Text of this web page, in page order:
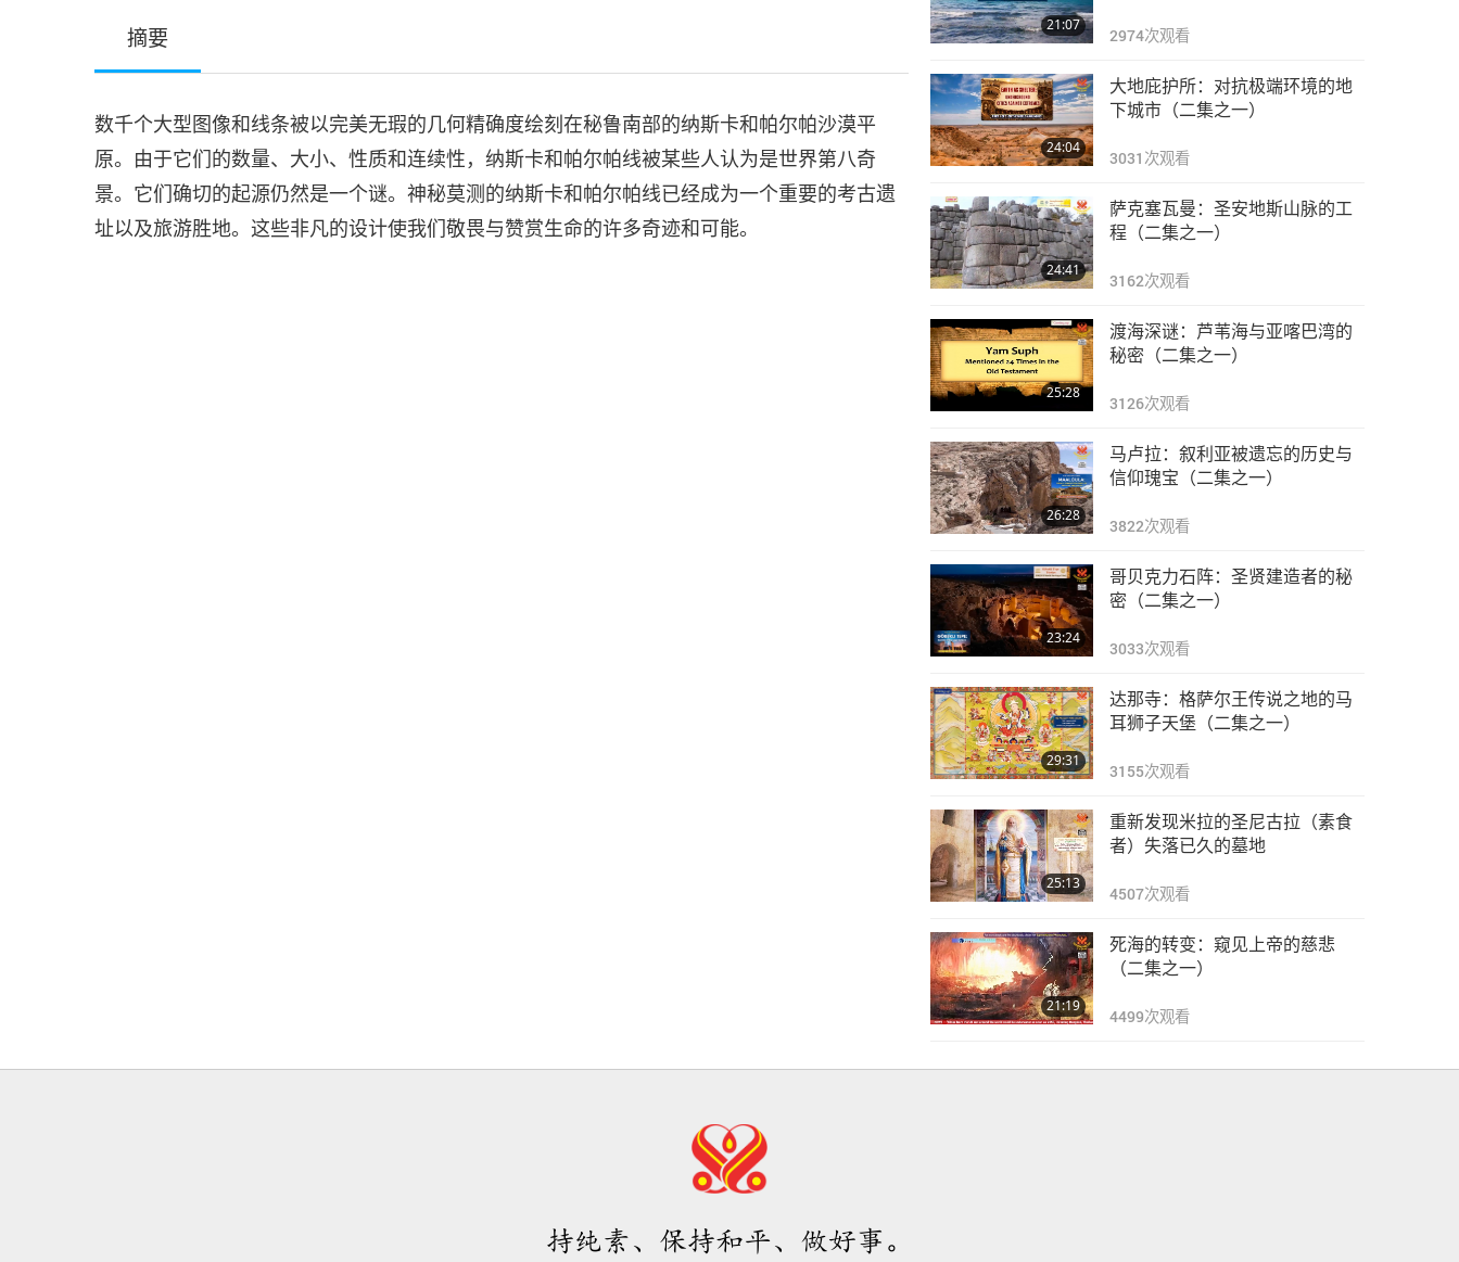
摘要
数千个大型图像和线条被以完美无瑕的几何精确度绘刻在秘鲁南部的纳斯卡和帕尔帕沙漠平
原。由于它们的数量、大小、性质和连续性，纳斯卡和帕尔帕线被某些人认为是世界第八奇
景。它们确切的起源仍然是一个谜。神秘莫测的纳斯卡和帕尔帕线已经成为一个重要的考古遗
址以及旅游胜地。这些非凡的设计使我们敬畏与赞赏生命的许多奇迹和可能。
21:07
2974次观看
24:04
大地庇护所：对抗极端环境的地
下城市（二集之一）
3031 次观看
24:41
萨克塞瓦曼：圣安地斯山脉的工
程（二集之一）
3162次观看
25:28
渡海深谜：芦苇海与亚喀巴湾的
秘密（二集之一）
3126次观看
26:28
马卢拉：叙利亚被遗忘的历史与
信仰瑰宝（二集之一）
3822次观看
23:24
哥贝克力石阵：圣贤建造者的秘
密（二集之一）
3033次观看
29:31
达那寺：格萨尔王传说之地的马
耳狮子天堡（二集之一）
3155次观看
25:13
重新发现米拉的圣尼古拉（素食
者）失落已久的墓地
4507次观看
21:19
死海的转变：窥见上帝的慈悲
（二集之一）
4499次观看
持纯素、保持和平、做好事。